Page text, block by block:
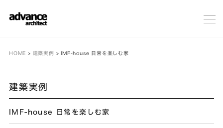
メ
HOME > 建築実例 > IMF-house 日常を楽しむ家
建築実例
IMF-house 日常を楽しむ家